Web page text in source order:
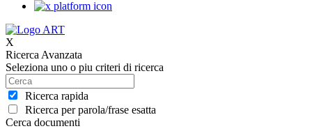
X
Ricerca Avanzata
Seleziona uno o piu criteri di ricerca
Ricerca rapida
Ricerca per parola/frase esatta
Cerca documenti